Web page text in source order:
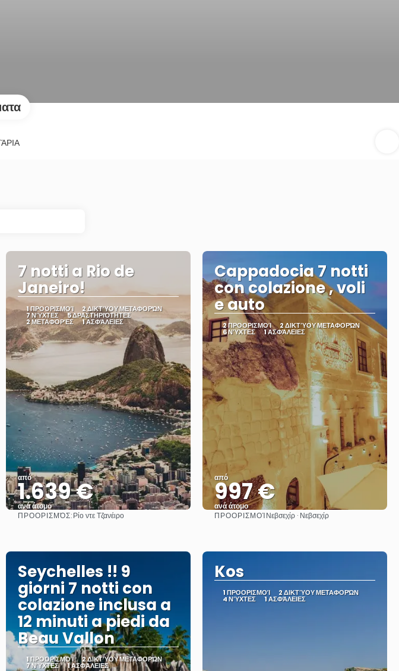
7 notti a Rio de
Janeiro!
1 ΠΡΟΟΡΙΣΜΟΊ 2 ΔΙΚΤΎΟΥ ΜΕΤΑΦΟΡΏΝ
7 ΝΎΧΤΕΣ 5 ΔΡΑΣΤΗΡΙΌΤΗΤΕΣ
2 ΜΕΤΑΦΟΡΈΣ 1 ΑΣΦΆΛΕΙΕΣ
από
1.639 €
ανά άτομο
Βλέπω
ΠΡΟΟΡΙΣΜΌΣ:Ρίο ντε Τζανέιρο
Cappadocia 7 notti
con colazione , voli
e auto
2 ΠΡΟΟΡΙΣΜΟΊ 2 ΔΙΚΤΎΟΥ ΜΕΤΑΦΟΡΏΝ
6 ΝΎΧΤΕΣ 1 ΑΣΦΆΛΕΙΕΣ
από
997 €
ανά άτομο
Βλέπω
ΠΡΟΟΡΙΣΜΟΊΝεβσεχίρ · Νεβσεχίρ
Seychelles !! 9
giorni 7 notti con
colazione inclusa a
12 minuti a piedi da
Beau Vallon
1 ΠΡΟΟΡΙΣΜΟΊ 2 ΔΙΚΤΎΟΥ ΜΕΤΑΦΟΡΏΝ
7 ΝΎΧΤΕΣ 1 ΑΣΦΆΛΕΙΕΣ
Kos
1 ΠΡΟΟΡΙΣΜΟΊ 2 ΔΙΚΤΎΟΥ ΜΕΤΑΦΟΡΏΝ
4 ΝΎΧΤΕΣ 1 ΑΣΦΆΛΕΙΕΣ